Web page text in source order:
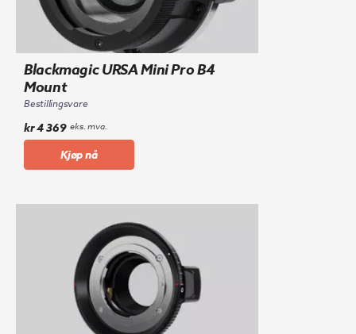
Blackmagic URSA Mini Pro B4
Mount
Bestillingsvare
kr4 369 eks. mva.
Kjøp nå